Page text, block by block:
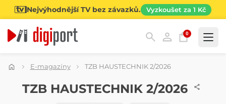
Nejvýhodnější TV bez závazků. Vyzkoušet za 1 Kč
0
Kategorie
E-magazíny TZB HAUSTECHNIK 2/2026
ČASOPISTZB HAUSTECHNIK 2/2026